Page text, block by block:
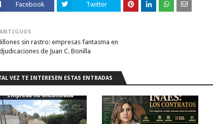
Facebook Twitter
ANTIGUOS
sin rastro: empresas fantasma en
de Juan C. Bonilla
VEZ TE INTERESEN ESTAS ENTRADAS